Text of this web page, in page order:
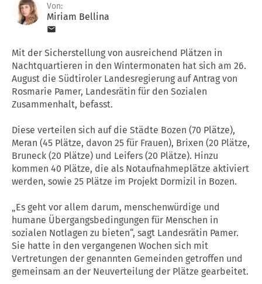
Von:
Miriam Bellina
Mit der Sicherstellung von ausreichend Plätzen in
Nachtquartieren in den Wintermonaten hat sich am 26.
August die Südtiroler Landesregierung auf Antrag von
Rosmarie Pamer, Landesrätin für den Sozialen
Zusammenhalt, befasst.
Diese verteilen sich auf die Städte Bozen (70 Plätze),
Meran (45 Plätze, davon 25 für Frauen), Brixen (20 Plätze,
Bruneck (20 Plätze) und Leifers (20 Plätze). Hinzu
kommen 40 Plätze, die als Notaufnahmeplätze aktiviert
werden, sowie 25 Plätze im Projekt Dormizil in Bozen.
„Es geht vor allem darum, menschenwürdige und
humane Übergangsbedingungen für Menschen in
sozialen Notlagen zu bieten“, sagt Landesrätin Pamer.
Sie hatte in den vergangenen Wochen sich mit
Vertretungen der genannten Gemeinden getroffen und
gemeinsam an der Neuverteilung der Plätze gearbeitet.